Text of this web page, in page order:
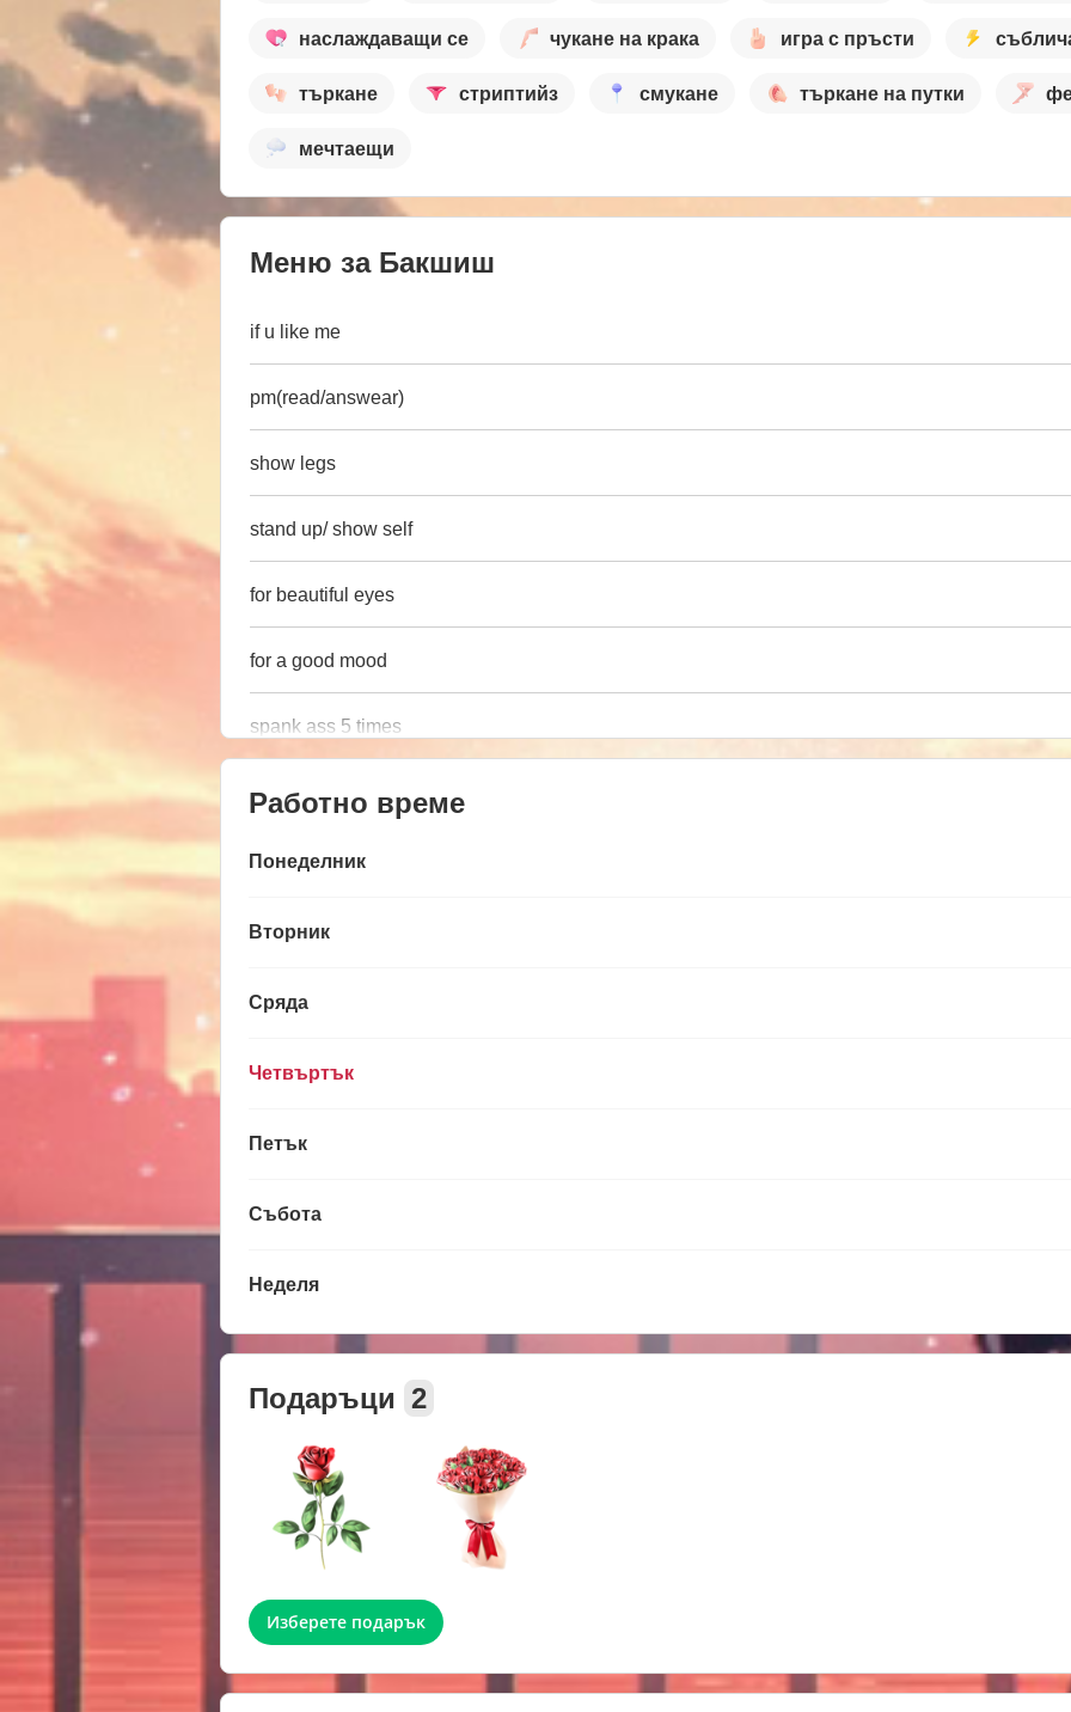
наслаждаващи се чукане на крака игра с пръсти
търкане стриптийз смукане търкане на путки
мечтаещи
Меню за Бакшиш
if u like me
pm(read/answear)
show legs
stand up/ show self
for beautiful eyes
for a good mood
spank ass 5 times
Работно време
Понеделник
Вторник
Сряда
Четвъртък
Петък
Събота
Неделя
Подаръци 2
Изберете подарък